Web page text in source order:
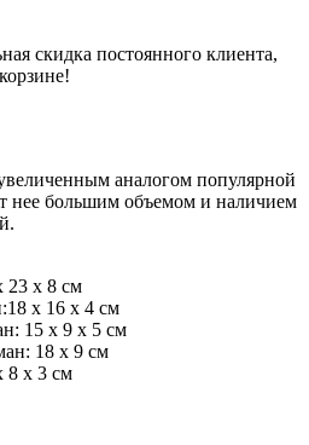
скидка постоянного клиента,
аналогом популярной
нее большим объемом и наличием
23 x 8 см
x 16 x 4 см
15 x 9 x 5 см
18 x 9 см
8 х 3 см